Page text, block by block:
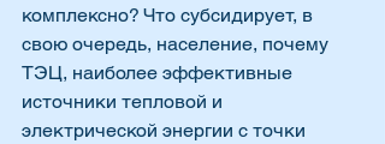
комплексно? Что субсидирует, в
свою очередь, население, почему
ТЭЦ, наиболее эффективные
источники тепловой и
электрической энергии с точки